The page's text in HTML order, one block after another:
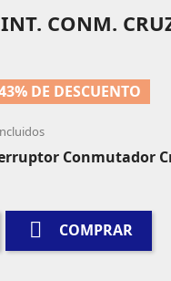
CONM.
DE DESCUENTO
Conmutador
 COMPRAR